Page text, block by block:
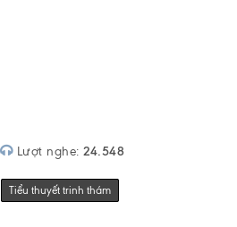
Lượt nghe: 24.548
Tiểu thuyết trinh thám